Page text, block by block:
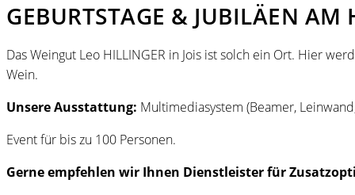
GEBURTSTAGE & JUBILÄEN AM
Das Weingut Leo HILLINGER in Jois ist solch ein Ort. Hier
Wein.
Unsere Ausstattung: Multimediasystem (Beamer,
Event für bis zu 100 Personen.
Gerne empfehlen wir Ihnen Dienstleister für